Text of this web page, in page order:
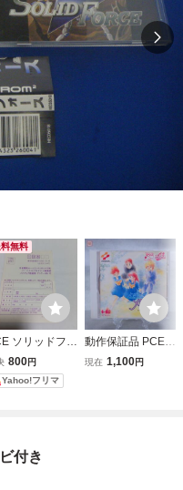
無料
ソリッドフォ
ハガキのみ
800円
Yahoo!フリマ
動作保証品 PCE P
Cエンジン SUPE
現在 1,100円
付き